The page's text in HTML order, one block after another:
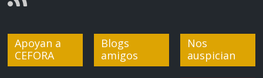
Apoyan a
CEFORA
Blogs
amigos
Nos
auspician